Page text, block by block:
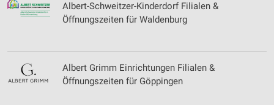
Albert-Schweitzer-Kinderdorf Filialen &
Öffnungszeiten für Waldenburg
Albert Grimm Einrichtungen Filialen &
Öffnungszeiten für Göppingen